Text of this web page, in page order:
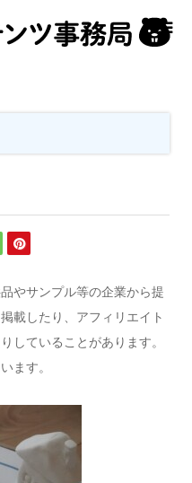
やサンプル等の企業から提
載したり、アフィリエイト
していることがあります。
ます。